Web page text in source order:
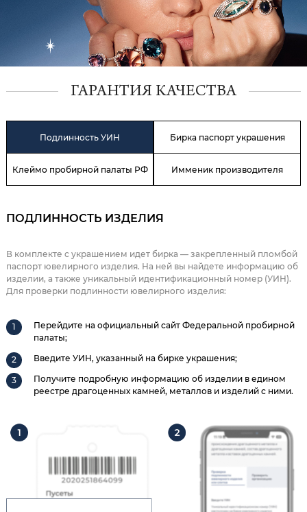
ГАРАНТИЯ КАЧЕСТВА
Подлинность УИН Бирка паспорт украшения
Клеймо пробирной палаты РФ Имменик производителя
ПОДЛИННОСТЬ ИЗДЕЛИЯ
В комплекте с украшением идет бирка — закрепленный пломбой
паспорт ювелирного изделия. На ней вы найдете информацию об
изделии, а также уникальный идентификационный номер (УИН).
Для проверки подлинности ювелирного изделия:
Перейдите на официальный сайт Федеральной пробирной
палаты;
Введите УИН, указанный на бирке украшения;
Получите подробную информацию об изделии в едином
реестре драгоценных камней, металлов и изделий с ними.